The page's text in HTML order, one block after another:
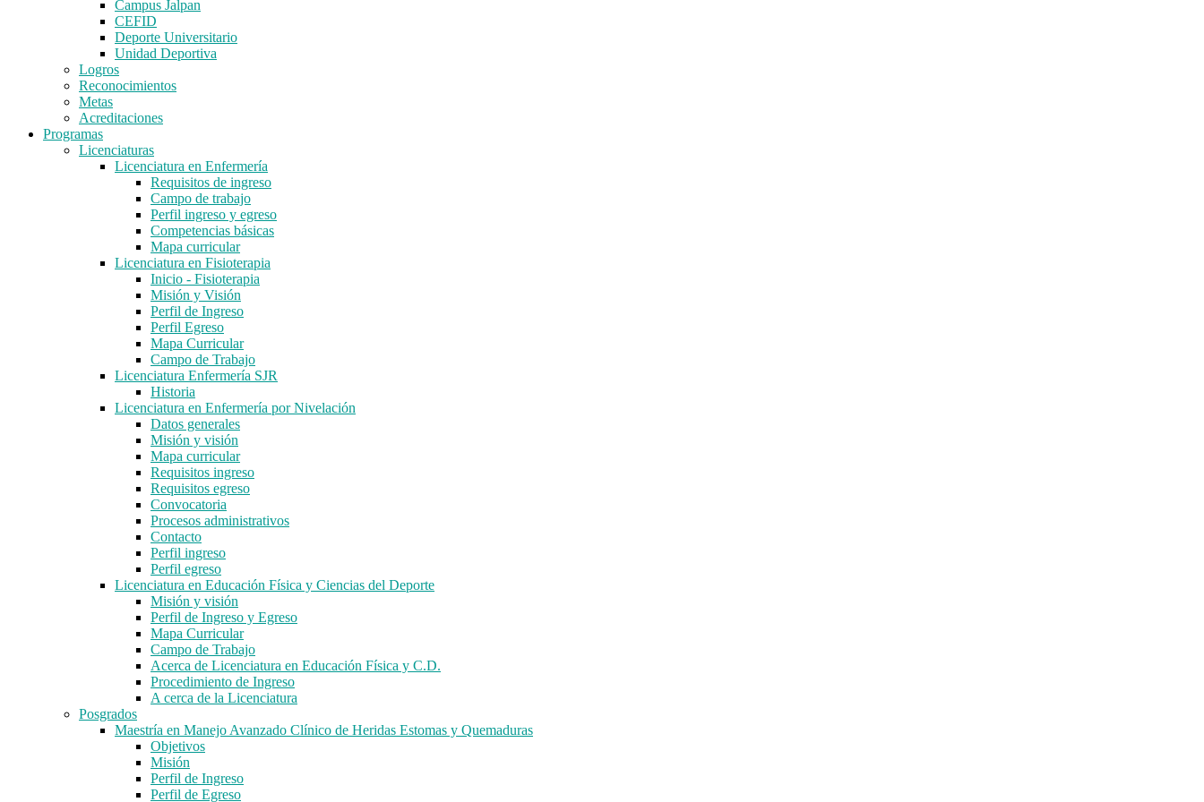
Campus Jalpan
CEFID
Deporte Universitario
Unidad Deportiva
Logros
Reconocimientos
Metas
Acreditaciones
Programas
Licenciaturas
Licenciatura en Enfermería
Requisitos de ingreso
Campo de trabajo
Perfil ingreso y egreso
Competencias básicas
Mapa curricular
Licenciatura en Fisioterapia
Inicio - Fisioterapia
Misión y Visión
Perfil de Ingreso
Perfil Egreso
Mapa Curricular
Campo de Trabajo
Licenciatura Enfermería SJR
Historia
Licenciatura en Enfermería por Nivelación
Datos generales
Misión y visión
Mapa curricular
Requisitos ingreso
Requisitos egreso
Convocatoria
Procesos administrativos
Contacto
Perfil ingreso
Perfil egreso
Licenciatura en Educación Física y Ciencias del Deporte
Misión y visión
Perfil de Ingreso y Egreso
Mapa Curricular
Campo de Trabajo
Acerca de Licenciatura en Educación Física y C.D.
Procedimiento de Ingreso
A cerca de la Licenciatura
Posgrados
Maestría en Manejo Avanzado Clínico de Heridas Estomas y Quemaduras
Objetivos
Misión
Perfil de Ingreso
Perfil de Egreso